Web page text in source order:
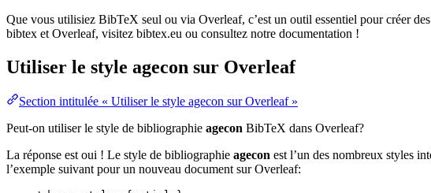
Que vous utilisiez BibTeX seul ou via Overleaf, c’est un outil essentiel pour créer
bibtex et Overleaf, visitez bibtex.eu ou consultez notre documentation !
Utiliser le style agecon sur Overleaf
Section intitulée « Utiliser le style agecon sur Overleaf »
Peut-on utiliser le style de bibliographie agecon BibTeX dans Overleaf?
La réponse est oui ! Le style de bibliographie agecon est l’un des nombreux styles
l’exemple suivant pour un nouveau document sur Overleaf: